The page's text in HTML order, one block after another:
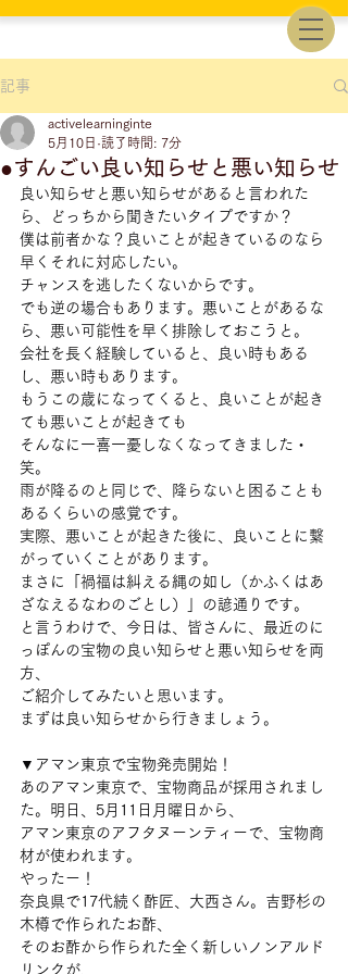
記事
●すんごい良い知らせと悪い知らせ
activelearninginte
5月10日 読了時間: 7分
良い知らせと悪い知らせがあると言われた
ら、どっちから聞きたいタイプですか？
僕は前者かな？良いことが起きているのなら
早くそれに対応したい。
チャンスを逃したくないからです。
でも逆の場合もあります。悪いことがあるな
ら、悪い可能性を早く排除しておこうと。
会社を長く経験していると、良い時もある
し、悪い時もあります。
もうこの歳になってくると、良いことが起き
ても悪いことが起きても
そんなに一喜一憂しなくなってきました・
笑。
雨が降るのと同じで、降らないと困ることも
あるくらいの感覚です。
実際、悪いことが起きた後に、良いことに繋
がっていくことがあります。
まさに「禍福は糾える縄の如し（かふくはあ
ざなえるなわのごとし）」の諺通りです。
と言うわけで、今日は、皆さんに、最近のに
っぽんの宝物の良い知らせと悪い知らせを両
方、
ご紹介してみたいと思います。
まずは良い知らせから行きましょう。
▼アマン東京で宝物発売開始！
あのアマン東京で、宝物商品が採用されまし
た。明日、5月11日月曜日から、
アマン東京のアフタヌーンティーで、宝物商
材が使われます。
やったー！
奈良県で17代続く酢匠、大西さん。吉野杉の
木樽で作られたお酢、
そのお酢から作られた全く新しいノンアルド
リンクが、